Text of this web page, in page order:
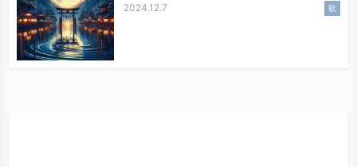
2024.12.7 歌